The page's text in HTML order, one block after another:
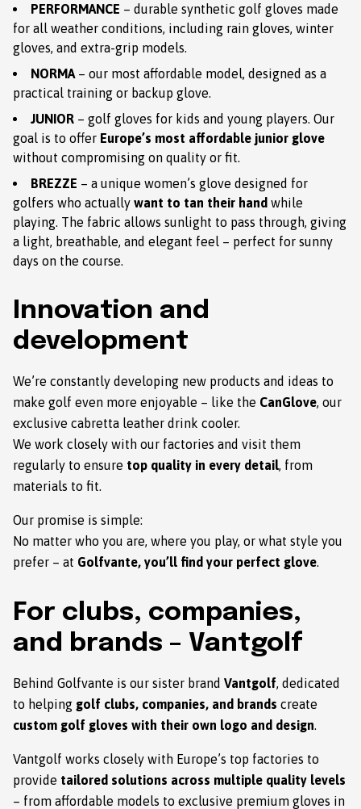
PERFORMANCE – durable synthetic golf gloves made
for all weather conditions, including rain gloves, winter
gloves, and extra-grip models.
NORMA– our most affordable model, designed as a
practical training or backup glove.
JUNIOR – golf gloves for kids and young players. Our
goal is to offer Europe’s most affordable junior glove
without compromising on quality or fit.
BREZZE – a unique women’s glove designed for
golfers who actually want to tan their hand while
playing. The fabric allows sunlight to pass through, giving
a light, breathable, and elegant feel – perfect for sunny
days on the course.
Innovation and
development
We’re constantly developing new products and ideas to
make golf even more enjoyable – like the CanGlove, our
exclusive cabretta leather drink cooler.
We work closely with our factories and visit them
regularly to ensure top quality in every detail, from
materials to fit.
Our promise is simple:
No matter who you are, where you play, or what style you
prefer – at Golfvante, you’ll find your perfect glove.
For clubs, companies,
and brands – Vantgolf
Behind Golfvante is our sister brand Vantgolf, dedicated
to helping golf clubs, companies, and brands create
custom golf gloves with their own logo and design.
Vantgolf works closely with Europe’s top factories to
provide tailored solutions across multiple quality levels
– from affordable models to exclusive premium gloves in